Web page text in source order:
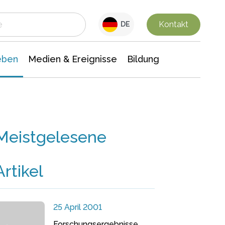
DE Kontakt
Medien & Ereignisse Bildung
25 April 2001